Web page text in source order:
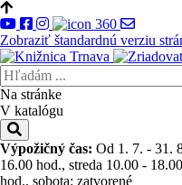
Zobraziť štandardnú verziu
Na stránke
V katalógu
Výpožičný čas: Od 1. 7. - 31.
16.00 hod., streda 10.00 -
hod., sobota: zatvorené